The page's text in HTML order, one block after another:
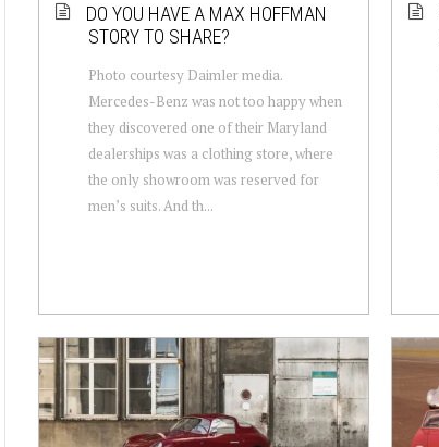
DO YOU HAVE A MAX HOFFMAN
STORY TO SHARE?
Photo courtesy Daimler media.
Mercedes-Benz was not too happy when
they discovered one of their Maryland
dealerships was a clothing store, where
the only showroom was reserved for
men’s suits. And th...